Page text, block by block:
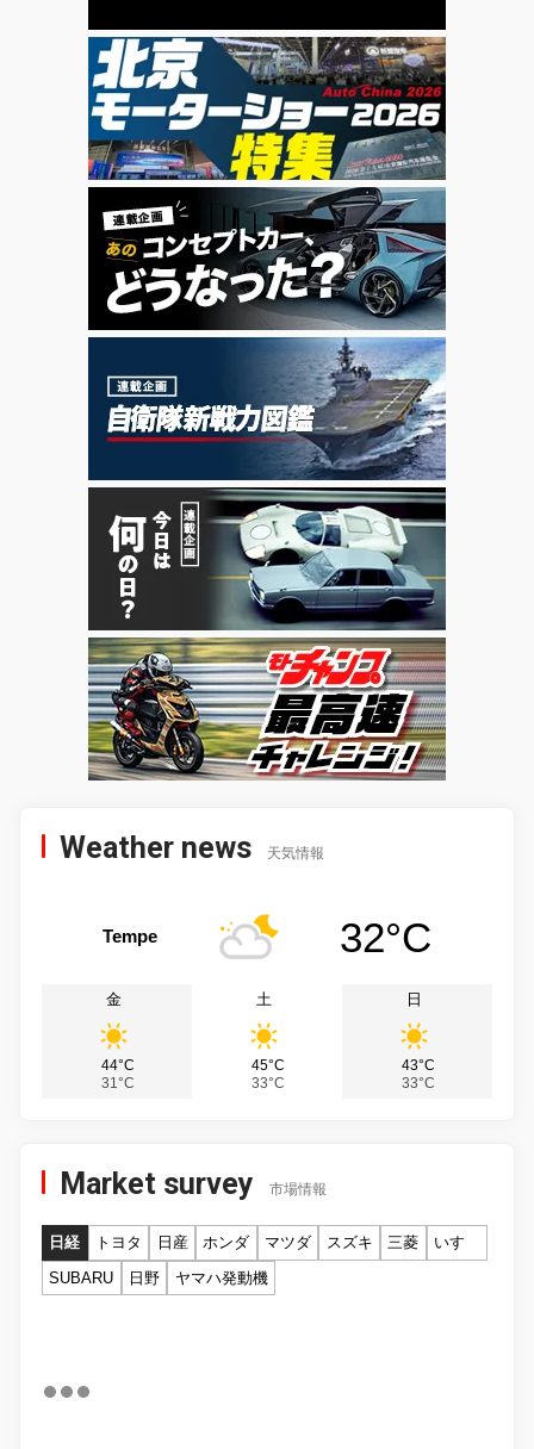
Weather news 天気情報
Tempe 32°C
金
44°C
31°C
土
45°C
33°C
日
43°C
33°C
Market survey 市場情報
日経 トヨタ 日産 ホンダ マツダ スズキ 三菱
いすゞ
SUBARU
日野 ヤマハ発動機